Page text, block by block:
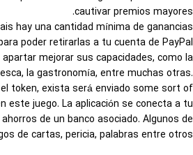
cautivar premios mayores.
hay una cantidad mínima de ganancias
poder retirarlas a tu cuenta de PayPal.
mejorar sus capacidades, como la
la gastronomía, entre muchas otras.
token, exista será enviado some sort of
este juego. La aplicación se conecta a tu
de un banco asociado. Algunos de
de cartas, pericia, palabras entre otros.